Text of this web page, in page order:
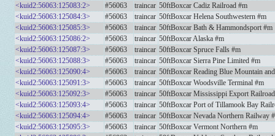
<kuid2:56063:125083:2>
#56063 traincar 50ftBoxcar Cadiz Railroad #m
<kuid2:56063:125084:3>
#56063 traincar 50ftBoxcar Helena Southwestern #m
<kuid2:56063:125085:3>
#56063 traincar 50ftBoxcar Bath & Hammondsport #m
<kuid2:56063:125086:2>
#56063 traincar 50ftBoxcar Alaska #m
<kuid2:56063:125087:3>
#56063 traincar 50ftBoxcar Spruce Falls #m
<kuid2:56063:125088:3>
#56063 traincar 50ftBoxcar Sierra Pine Limited #m
<kuid2:56063:125090:4>
#56063 traincar 50ftBoxcar Reading Blue Mountain
<kuid2:56063:125091:3>
#56063 traincar 50ftBoxcar Woodsville Terminal #m
<kuid2:56063:125092:3>
#56063 traincar 50ftBoxcar Mississippi Export
<kuid2:56063:125093:4>
#56063 traincar 50ftBoxcar Port of Tillamook Bay
<kuid2:56063:125094:4>
#56063 traincar 50ftBoxcar Nevada Northern Railway
<kuid2:56063:125095:3>
#56063 traincar 50ftBoxcar Vermont Northern #m